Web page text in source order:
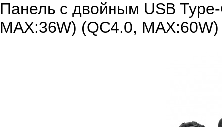
Панель с двойным USB
MAX:36W) (QC4.0,